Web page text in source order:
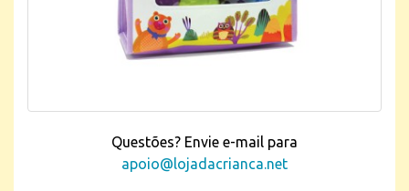
Questões? Envie e-mail para
apoio@lojadacrianca.net